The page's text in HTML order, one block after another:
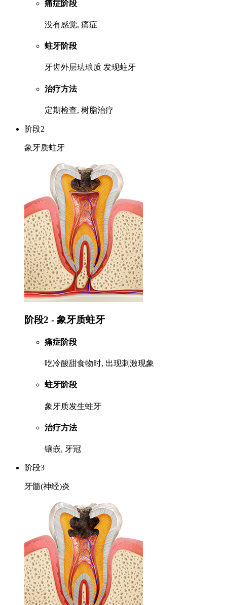
痛症阶段
没有感觉, 痛症
蛀牙阶段
牙齿外层珐琅质 发现蛀牙
治疗方法
定期检查, 树脂治疗
阶段2
象牙质蛀牙
阶段2 - 象牙质蛀牙
痛症阶段
吃冷酸甜食物时, 出现刺激现象
蛀牙阶段
象牙质发生蛀牙
治疗方法
镶嵌, 牙冠
阶段3
牙髓(神经)炎